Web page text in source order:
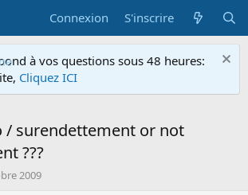
Connexion S'inscrire
à vos questions sous 48 heures:
Cliquez ICI
/ surendettement or not
???
2009